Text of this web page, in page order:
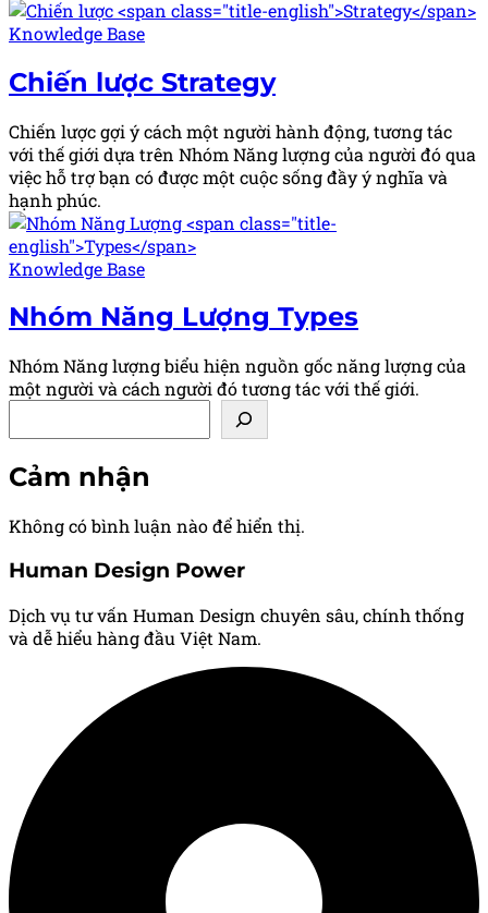
Posted
Knowledge Base
Chiến lược Strategy
Chiến lược gợi ý cách một người hành động, tương tác
với thế giới dựa trên Nhóm Năng lượng của người đó qua
việc hỗ trợ bạn có được một cuộc sống đầy ý nghĩa và
hạnh phúc.
Posted
Knowledge Base
Nhóm Năng Lượng Types
Nhóm Năng lượng biểu hiện nguồn gốc năng lượng của
một người và cách người đó tương tác với thế giới.
Cảm nhận
Không có bình luận nào để hiển thị.
Human Design Power
Dịch vụ tư vấn Human Design chuyên sâu, chính thống
và dễ hiểu hàng đầu Việt Nam.